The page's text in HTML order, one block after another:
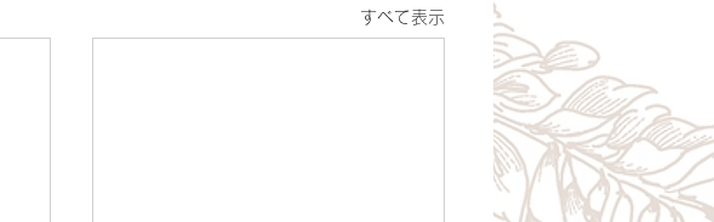
すべて表示